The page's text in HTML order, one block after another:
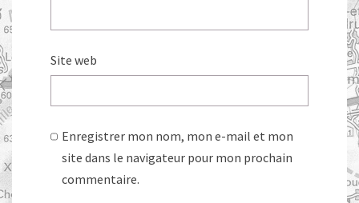
Site web
Enregistrer mon nom, mon e-mail et mon
site dans le navigateur pour mon prochain
commentaire.